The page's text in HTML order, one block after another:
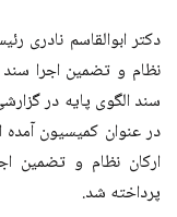
دکتر ابوالقاسم نادری
نظام و تضمین اجرا
سند الگوی پایه در
در عنوان کمیسیون آمده
اركان نظام و تضمين
پرداخته شد.